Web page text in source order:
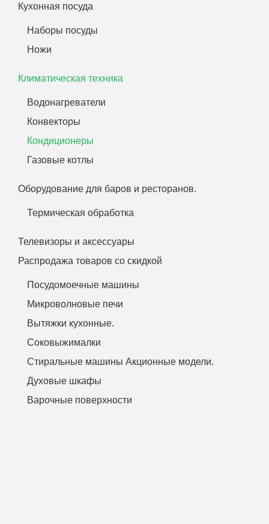
Кухонная посуда
Наборы посуды
Ножи
Климатическая техника
Водонагреватели
Конвекторы
Кондиционеры
Газовые котлы
Оборудование для баров и ресторанов.
Термическая обработка
Телевизоры и аксессуары
Распродажа товаров со скидкой
Посудомоечные машины
Микроволновые печи
Вытяжки кухонные.
Соковыжималки
Стиральные машины Акционные модели.
Духовые шкафы
Варочные поверхности